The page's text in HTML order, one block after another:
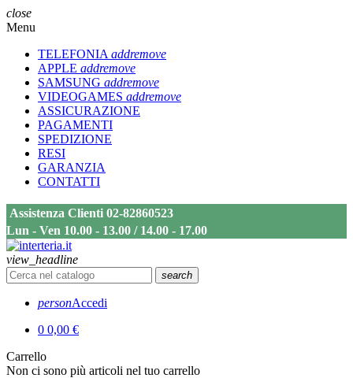
close
Menu
TELEFONIA addremove
APPLE addremove
SAMSUNG addremove
VIDEOGAMES addremove
ASSICURAZIONE
PAGAMENTI
SPEDIZIONE
RESI
GARANZIA
CONTATTI
Assistenza Clienti 02-82860523
Lun - Ven 10.00 - 13.00 / 14.00 - 17.00
view_headline
search
personAccedi
0 0,00 €
Carrello
Non ci sono più articoli nel tuo carrello